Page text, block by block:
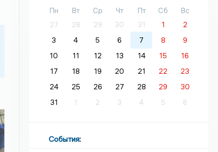
Пн Вт Ср Чт Пт Сб
Вс
27
28 29 30 31 1
2
3
4 5 6 7 8
9
10
11 12 13 14 15
16
17
18 19 20 21 22
23
24
25 26 27 28 29
30
31
1 2 3 4 5 6
События: